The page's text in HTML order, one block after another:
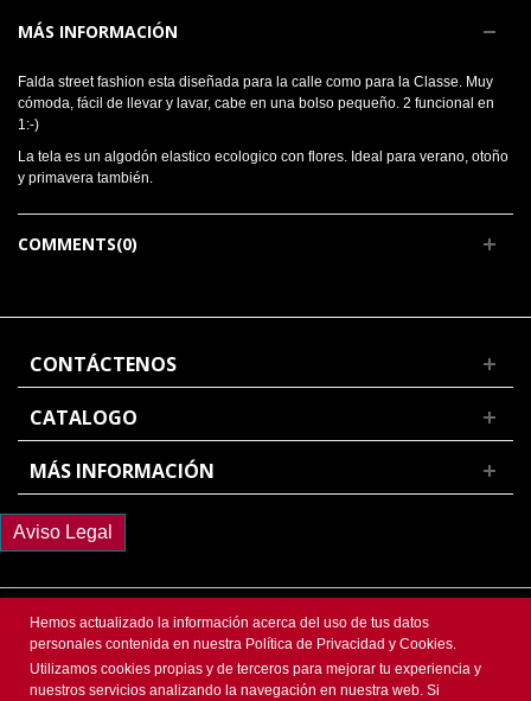
MÁS INFORMACIÓN
Falda street fashion esta diseñada para la calle como para la Classe. Muy
cómoda, fácil de llevar y lavar, cabe en una bolso pequeño. 2 funcional en
1:-)
La tela es un algodón elastico ecologico con flores. Ideal para verano, otoño
y primavera también.
COMMENTS(0)
CONTÁCTENOS
CATALOGO
MÁS INFORMACIÓN
Aviso Legal
@ 2018 FlamencoDesign | Todos los Derechos Reservados. Web diseñada
Homemade Marketing
Hemos actualizado la información acerca del uso de tus datos
personales contenida en nuestra Política de Privacidad y Cookies.
Utilizamos cookies propias y de terceros para mejorar tu experiencia y
nuestros servicios analizando la navegación en nuestra web. Si